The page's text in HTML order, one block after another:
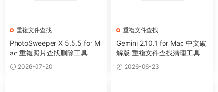
重複文件查找
PhotoSweeper X 5.5.5 for M
ac 重複照片查找删除工具
2026-07-20
重複文件查找
Gemini 2.10.1 for Mac 中文破
解版 重複文件查找清理工具
2026-06-23